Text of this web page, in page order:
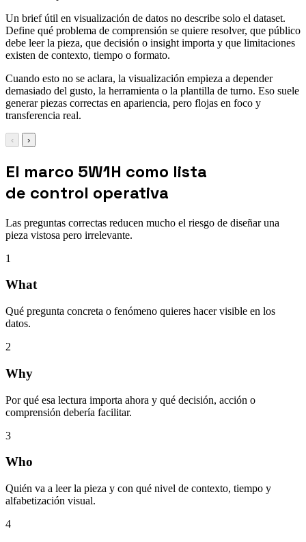
Un brief útil en visualización de datos no describe solo el dataset.
Define qué problema de comprensión se quiere resolver, que público
debe leer la pieza, que decisión o insight importa y que limitaciones
existen de contexto, tiempo o formato.
Cuando esto no se aclara, la visualización empieza a depender
demasiado del gusto, la herramienta o la plantilla de turno. Eso suele
generar piezas correctas en apariencia, pero flojas en foco y
transferencia real.
‹ ›
El marco 5W1H como lista
de control operativa
Las preguntas correctas reducen mucho el riesgo de diseñar una
pieza vistosa pero irrelevante.
1
What
Qué pregunta concreta o fenómeno quieres hacer visible en los
datos.
2
Why
Por qué esa lectura importa ahora y qué decisión, acción o
comprensión debería facilitar.
3
Who
Quién va a leer la pieza y con qué nivel de contexto, tiempo y
alfabetización visual.
4